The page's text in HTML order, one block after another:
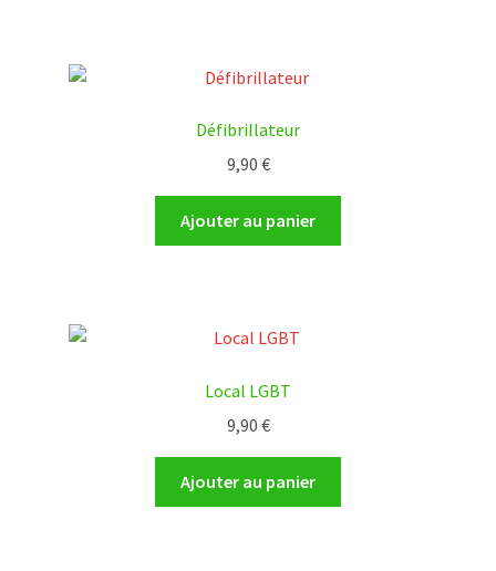
Défibrillateur
9,90 €
Ajouter au panier
Local LGBT
9,90 €
Ajouter au panier